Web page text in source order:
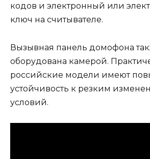
кодов и электронный или
ключ на считывателе.
Вызывная панель домофона
оборудована камерой.
российские модели имеют
устойчивость к резким
условий.